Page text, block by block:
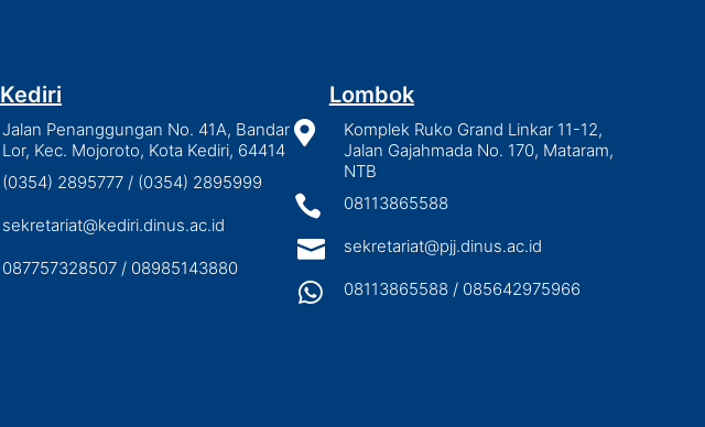
Kediri
Jalan Penanggungan No. 41A, Bandar
Lor, Kec. Mojoroto, Kota Kediri, 64414
(0354) 2895777 / (0354) 2895999
sekretariat@kediri.dinus.ac.id
087757328507 / 08985143880
Lombok

Komplek Ruko Grand Linkar 11-12,
Jalan Gajahmada No. 170, Mataram,
NTB
 08113865588
 sekretariat@pjj.dinus.ac.id
 08113865588 / 085642975966